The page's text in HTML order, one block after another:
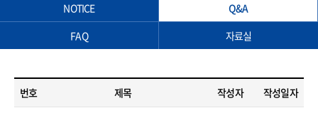
NOTICE
Q&A
FAQ
자료실
번호 제목 작성자 작성일자